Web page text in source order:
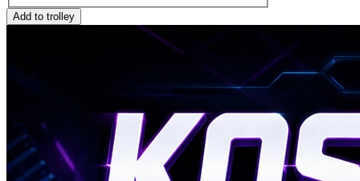
Add to trolley